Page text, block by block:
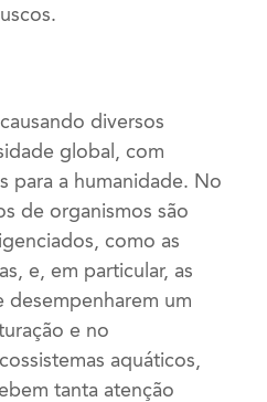
diversos
global, com
para a humanidade. No
de organismos são
como as
e, em particular, as
desempenharem um
e no
aquáticos,
tanta atenção